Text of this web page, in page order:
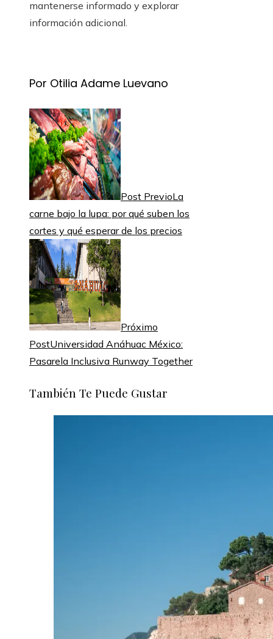
mantenerse informado y explorar
información adicional.
Por Otilia Adame Luevano
Post PrevioLa
carne bajo la lupa: por qué suben los
cortes y qué esperar de los precios
Próximo
PostUniversidad Anáhuac México:
Pasarela Inclusiva Runway Together
También Te Puede Gustar